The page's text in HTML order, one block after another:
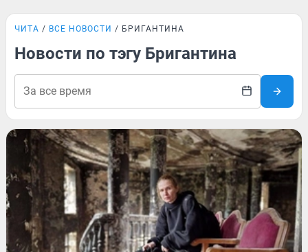
ЧИТА ВСЕ НОВОСТИ БРИГАНТИНА
Новости по тэгу Бригантина